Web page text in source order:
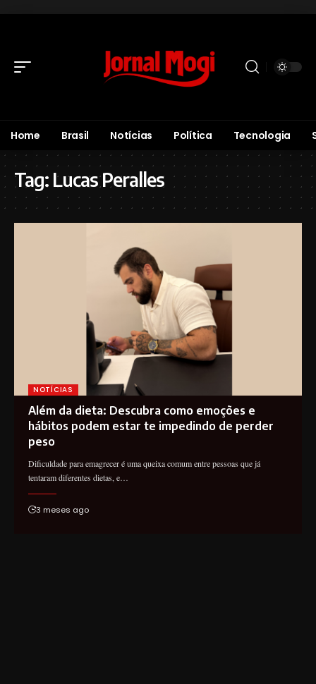
Home Brasil Notícias Política Tecnologia
Tag: Lucas Peralles
NOTÍCIAS
Além da dieta: Descubra como emoções e
hábitos podem estar te impedindo de perder
peso
Dificuldade para emagrecer é uma queixa comum entre pessoas que já
tentaram diferentes dietas, e…
3 meses ago